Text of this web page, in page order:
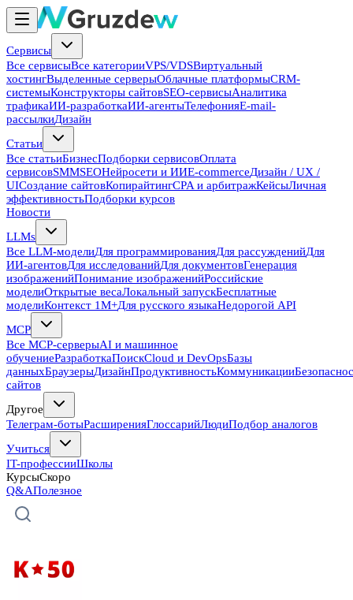
Сервисы
Все сервисыВсе категорииVPS/VDSВиртуальный
хостингВыделенные серверыОблачные платформыCRM-
системыКонструкторы сайтовSEO-сервисыАналитика
трафикаИИ-разработкаИИ-агентыТелефонияE-mail-
рассылкиДизайн
Статьи
Все статьиБизнесПодборки сервисовОплата
сервисовSMMSEOНейросети и ИИE-commerceДизайн / UX /
UIСоздание сайтовКопирайтингCPA и арбитражКейсыЛичная
эффективностьПодборки курсов
Новости
LLMs
Все LLM-моделиДля программированияДля рассужденийДля
ИИ-агентовДля исследованийДля документовГенерация
изображенийПонимание изображенийРоссийские
моделиОткрытые весаЛокальный запускБесплатные
моделиКонтекст 1M+Для русского языкаНедорогой API
MCP
Все MCP-серверыAI и машинное
обучениеРазработкаПоискCloud и DevOpsБазы
данныхБраузерыДизайнПродуктивностьКоммуникации
сайтов
Другое
Телеграм-ботыРасширенияГлоссарийЛюдиПодбор аналогов
Учиться
IT-профессииШколы
КурсыСкоро
Q&AПолезное